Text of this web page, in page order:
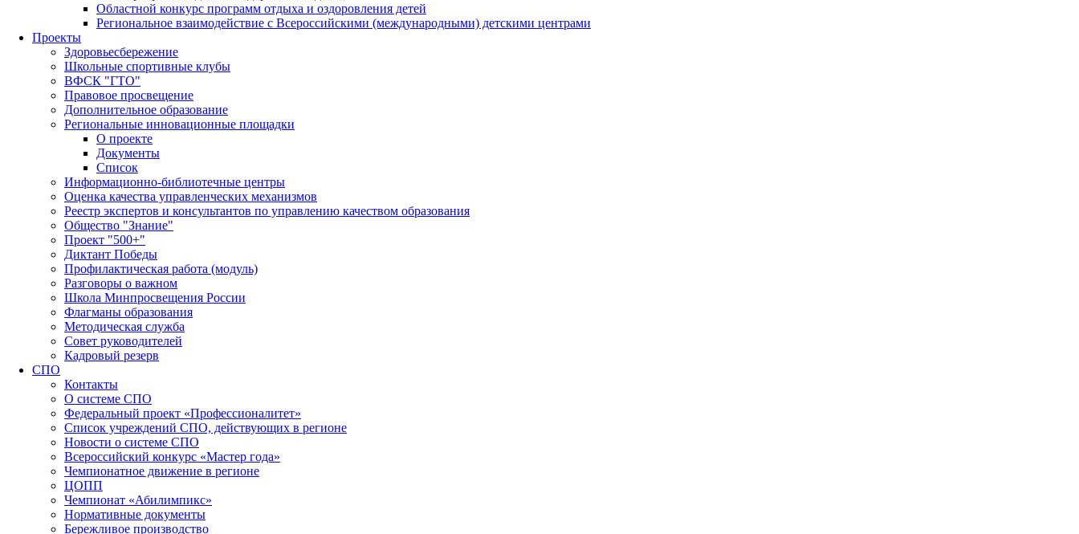
Областной конкурс программ отдыха и оздоровления детей
Региональное взаимодействие с Всероссийскими (международными) детскими центрами
Проекты
Здоровьесбережение
Школьные спортивные клубы
ВФСК "ГТО"
Правовое просвещение
Дополнительное образование
Региональные инновационные площадки
О проекте
Документы
Список
Информационно-библиотечные центры
Оценка качества управленческих механизмов
Реестр экспертов и консультантов по управлению качеством образования
Общество "Знание"
Проект "500+"
Диктант Победы
Профилактическая работа (модуль)
Разговоры о важном
Школа Минпросвещения России
Флагманы образования
Методическая служба
Совет руководителей
Кадровый резерв
СПО
Контакты
О системе СПО
Федеральный проект «Профессионалитет»
Список учреждений СПО, действующих в регионе
Новости о системе СПО
Всероссийский конкурс «Мастер года»
Чемпионатное движение в регионе
ЦОПП
Чемпионат «Абилимпикс»
Нормативные документы
Бережливое производство